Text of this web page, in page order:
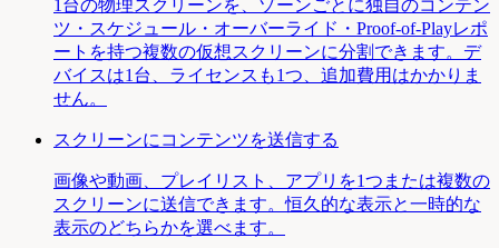
1台の物理スクリーンを、ゾーンごとに独自のコンテン
ツ・スケジュール・オーバーライド・Proof-of-Playレポ
ートを持つ複数の仮想スクリーンに分割できます。デ
バイスは1台、ライセンスも1つ、追加費用はかかりま
せん。
スクリーンにコンテンツを送信する
画像や動画、プレイリスト、アプリを1つまたは複数の
スクリーンに送信できます。恒久的な表示と一時的な
表示のどちらかを選べます。